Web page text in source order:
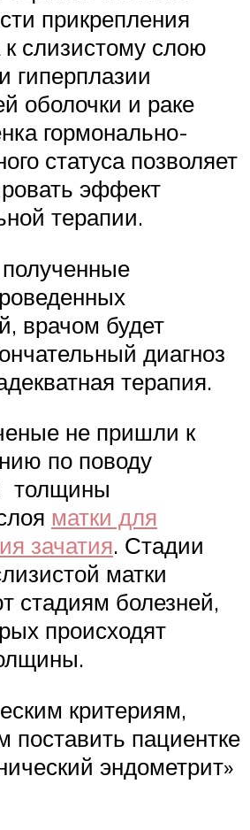
прикрепления
слизистому слою
гиперплазии
оболочки и раке
гормонально-
статуса позволяет
эффект
терапии.
врачом будет
диагноз
терапия.
не пришли к
по поводу
толщины
матки для
зачатия. Стадии
матки
стадиям болезней,
происходят
критериям,
пациентке
эндометрит»